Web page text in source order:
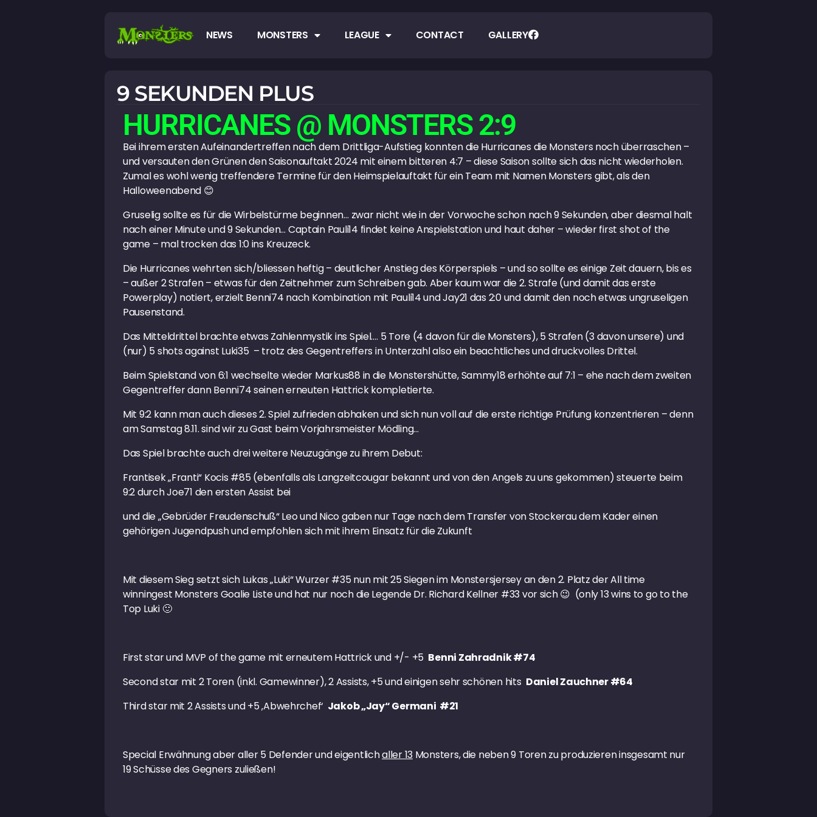
NEWS MONSTERS LEAGUE CONTACT GALLERY
9 SEKUNDEN PLUS
HURRICANES @ MONSTERS 2:9
Bei ihrem ersten Aufeinandertreffen nach dem Drittliga-Aufstieg konnten die Hurricanes die Monsters noch überraschen –
und versauten den Grünen den Saisonauftakt 2024 mit einem bitteren 4:7 – diese Saison sollte sich das nicht wiederholen.
Zumal es wohl wenig treffendere Termine für den Heimspielauftakt für ein Team mit Namen Monsters gibt, als den
Halloweenabend 😊
Gruselig sollte es für die Wirbelstürme beginnen… zwar nicht wie in der Vorwoche schon nach 9 Sekunden, aber diesmal halt
nach einer Minute und 9 Sekunden… Captain Pauli14 findet keine Anspielstation und haut daher – wieder first shot of the
game – mal trocken das 1:0 ins Kreuzeck.
Die Hurricanes wehrten sich/bliessen heftig – deutlicher Anstieg des Körperspiels – und so sollte es einige Zeit dauern, bis es
– außer 2 Strafen – etwas für den Zeitnehmer zum Schreiben gab. Aber kaum war die 2. Strafe (und damit das erste
Powerplay) notiert, erzielt Benni74 nach Kombination mit Pauli14 und Jay21 das 2:0 und damit den noch etwas ungruseligen
Pausenstand.
Das Mitteldrittel brachte etwas Zahlenmystik ins Spiel…. 5 Tore (4 davon für die Monsters), 5 Strafen (3 davon unsere) und
(nur) 5 shots against Luki35 – trotz des Gegentreffers in Unterzahl also ein beachtliches und druckvolles Drittel.
Beim Spielstand von 6:1 wechselte wieder Markus88 in die Monstershütte, Sammy18 erhöhte auf 7:1 – ehe nach dem zweiten
Gegentreffer dann Benni74 seinen erneuten Hattrick kompletierte.
Mit 9:2 kann man auch dieses 2. Spiel zufrieden abhaken und sich nun voll auf die erste richtige Prüfung konzentrieren – denn
am Samstag 8.11. sind wir zu Gast beim Vorjahrsmeister Mödling…
Das Spiel brachte auch drei weitere Neuzugänge zu ihrem Debut:
Frantisek „Franti“ Kocis #85 (ebenfalls als Langzeitcougar bekannt und von den Angels zu uns gekommen) steuerte beim
9:2 durch Joe71 den ersten Assist bei
und die „Gebrüder Freudenschuß“ Leo und Nico gaben nur Tage nach dem Transfer von Stockerau dem Kader einen
gehörigen Jugendpush und empfohlen sich mit ihrem Einsatz für die Zukunft
Mit diesem Sieg setzt sich Lukas „Luki“ Wurzer #35 nun mit 25 Siegen im Monstersjersey an den 2. Platz der All time
winningest Monsters Goalie Liste und hat nur noch die Legende Dr. Richard Kellner #33 vor sich 😉 (only 13 wins to go to the
Top Luki 🙂
First star und MVP of the game mit erneutem Hattrick und +/- +5 Benni Zahradnik #74
Second star mit 2 Toren (inkl. Gamewinner), 2 Assists, +5 und einigen sehr schönen hits Daniel Zauchner #64
Third star mit 2 Assists und +5 ‚Abwehrchef‘ Jakob „Jay“ Germani #21
Special Erwähnung aber aller 5 Defender und eigentlichaller 13 Monsters, die neben 9 Toren zu produzieren insgesamt nur
19 Schüsse des Gegners zuließen!